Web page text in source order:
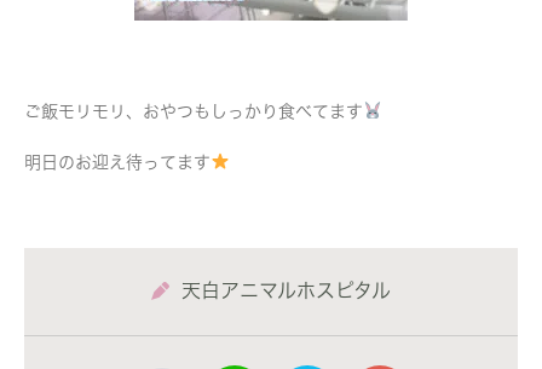
ご飯モリモリ、おやつもしっかり食べてます
明日のお迎え待ってます
天白アニマルホスピタル